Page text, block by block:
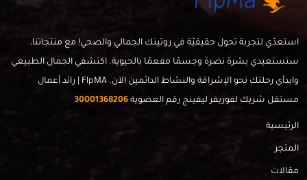
استعدّي لتجربة تحول حقيقيّة في روتينك الجمالي والصحي! مع منتجاتنا،
ستستعيدي بشرة نضرة وجسمًا مفعمًا بالحيوية. اكتشفي الجمال الطبيعي
وابدأي رحلتك نحو الإشراقة والنشاط الدائمين الآن. FlpMA | رائد أعمال
مستقل شريك لفوريفر ليفينج رقم العضوية 30001368206
الرئيسية
المتجر
مقالات